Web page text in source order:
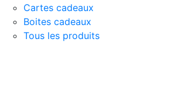
Cartes cadeaux
Boites cadeaux
Tous les produits